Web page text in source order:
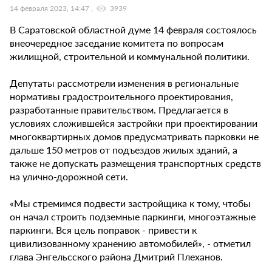
14 февраля 2023, 14:47 3939
В Саратовской областной думе 14 февраля состоялось
внеочередное заседание комитета по вопросам
жилищной, строительной и коммунальной политики.
Депутаты рассмотрели изменения в региональные
нормативы градостроительного проектирования,
разработанные правительством. Предлагается в
условиях сложившейся застройки при проектировании
многоквартирных домов предусматривать парковки не
дальше 150 метров от подъездов жилых зданий, а
также не допускать размещения транспортных средств
на улично-дорожной сети.
«Мы стремимся подвести застройщика к тому, чтобы
он начал строить подземные паркинги, многоэтажные
паркинги. Вся цель поправок - привести к
цивилизованному хранению автомобилей», - отметил
глава Энгельсского района Дмитрий Плеханов.